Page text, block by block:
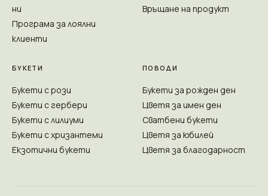
ни
Програма за лоялни
клиенти
Връщане на продукт
БУКЕТИ
Букети с рози
Букети с гербери
Букети с лилиуми
Букети с хризантеми
Екзотични букети
ПОВОДИ
Букети за рожден ден
Цветя за имен ден
Сватбени букети
Цветя за юбилей
Цветя за благодарност